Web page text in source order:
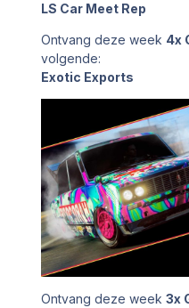
LS Car Meet Rep
Ontvang deze week 4x
volgende:
Exotic Exports
Ontvang deze week3x